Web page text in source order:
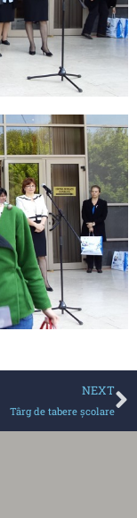
NEXT
Târg de tabere şcolare